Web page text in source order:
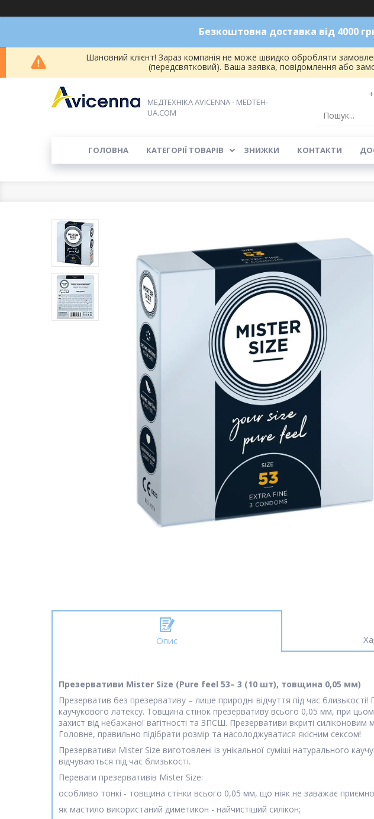
Безкоштовна доставка від 4000
Шановний клієнт! Зараз компанія не може швидко обробляти
(передсвятковий). Ваша заявка, повідомлення або
МЕДТЕХНІКА AVICENNA - MEDTEH-
UA.COM
ГОЛОВНА КАТЕГОРІЇ ТОВАРІВ ЗНИЖКИ КОНТАКТИ
Опис
Презервативи Mister Size (Pure feel 53– 3 (10 шт), товщина 0,05 мм)
Презерватив без презервативу – лише природні відчуття під час
каучукового латексу. Товщина стінок презервативу всього 0,05 мм, при
захист від небажаної вагітності та ЗПСШ. Презервативи вкриті
Головне, правильно підібрати розмір та насолоджуватися якісним сексом!
Презервативи Mister Size виготовлені із унікальної суміші натурального
відчуваються під час близькості.
Переваги презервативів Mister Size:
особливо тонкі - товщина стінки всього 0,05 мм, що ніяк не заважає
як мастило використаний диметикон - найчистіший силікон;